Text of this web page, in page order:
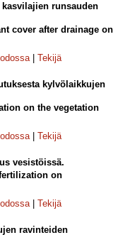
runsauden
cover after drainage on
| Tekijä
kylvölaikkujen
on the vegetation
| Tekijä
vesistöissä.
on
| Tekijä
ravinteiden